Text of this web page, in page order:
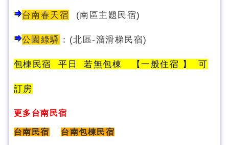
台南春天宿 (南區主題民宿)
公園綠驛 ： (北區-溜滑梯民宿)
包棟民宿 平日 若無包棟 【一般住宿 】 可
訂房
更多台南民宿
台南民宿 台南包棟民宿